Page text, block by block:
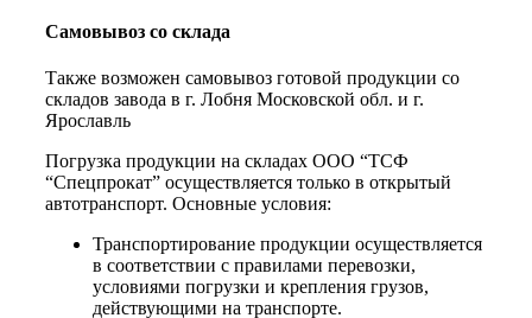
Самовывоз со склада
Также возможен самовывоз готовой продукции со
складов завода в г. Лобня Московской обл. и г.
Ярославль
Погрузка продукции на складах ООО “ТСФ
“Спецпрокат” осуществляется только в открытый
автотранспорт. Основные условия:
Транспортирование продукции осуществляется
в соответствии с правилами перевозки,
условиями погрузки и крепления грузов,
действующими на транспорте.